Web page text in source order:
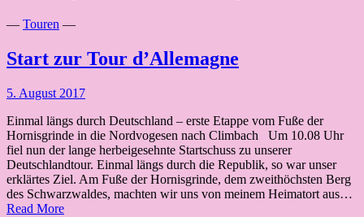
— Touren —
Start zur Tour d’Allemagne
5. August 2017
Einmal längs durch Deutschland – erste Etappe vom Fuße der
Hornisgrinde in die Nordvogesen nach Climbach Um 10.08 Uhr
fiel nun der lange herbeigesehnte Startschuss zu unserer
Deutschlandtour. Einmal längs durch die Republik, so war unser
erklärtes Ziel. Am Fuße der Hornisgrinde, dem zweithöchsten Berg
des Schwarzwaldes, machten wir uns von meinem Heimatort aus…
Read MoreStart